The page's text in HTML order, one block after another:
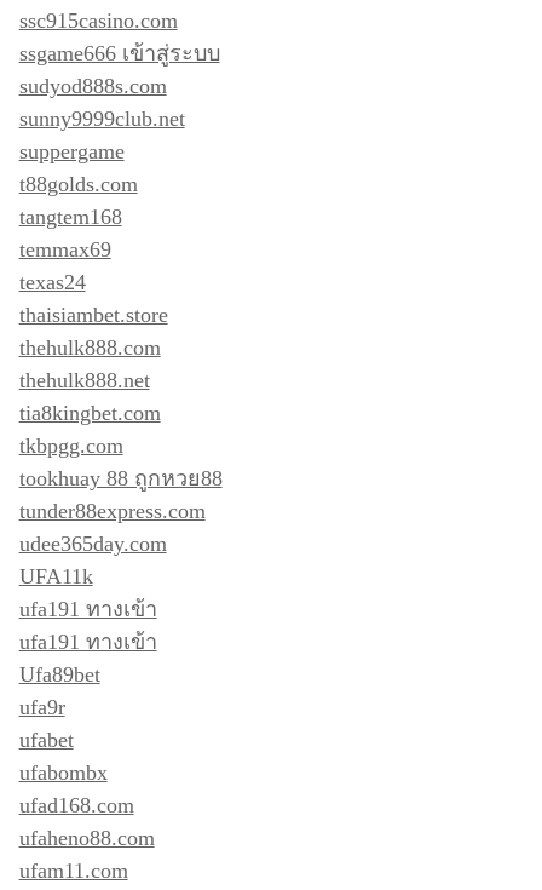
ssc915casino.com
ssgame666 เข้าสู่ระบบ
sudyod888s.com
sunny9999club.net
suppergame
t88golds.com
tangtem168
temmax69
texas24
thaisiambet.store
thehulk888.com
thehulk888.net
tia8kingbet.com
tkbpgg.com
tookhuay 88 ถูกหวย88
tunder88express.com
udee365day.com
UFA11k
ufa191 ทางเข้า
ufa191 ทางเข้า
Ufa89bet
ufa9r
ufabet
ufabombx
ufad168.com
ufaheno88.com
ufam11.com